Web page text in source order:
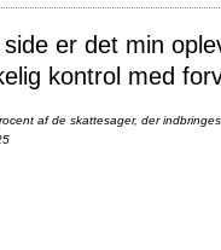
er det min
kontrol med
af de skattesager, der